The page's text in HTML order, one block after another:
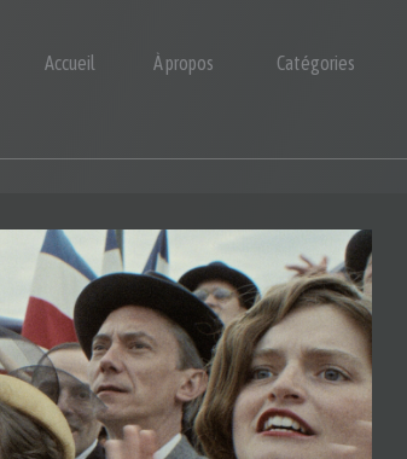
Accueil À propos Catégories